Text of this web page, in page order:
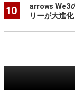
10
arrows We3
リーが大進